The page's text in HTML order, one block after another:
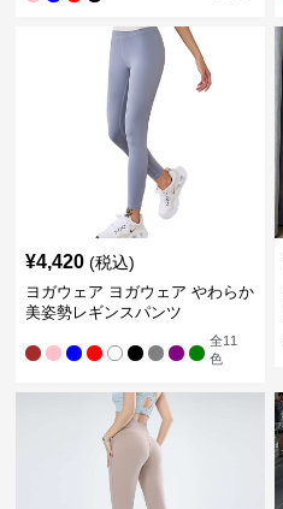
¥4,420 (税込)
ヨガウェア ヨガウェア やわらか
美姿勢レギンスパンツ
全11
色